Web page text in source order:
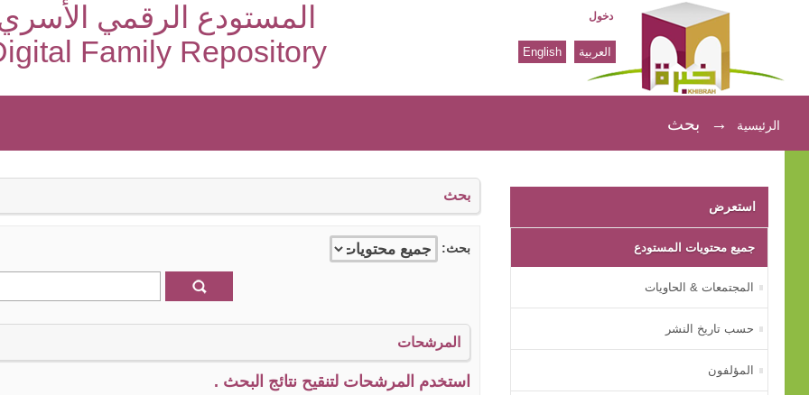
المستودع الرقمي
Family Repository
بحث
دخول
العربية English
الرئيسية → بحث
بحث
بحث:
المرشحات
استخدم المرشحات لتنقيح نتائج البحث .
استعرض
جميع محتويات المستودع
المجتمعات & الحاويات
حسب تاريخ النشر
المؤلفون